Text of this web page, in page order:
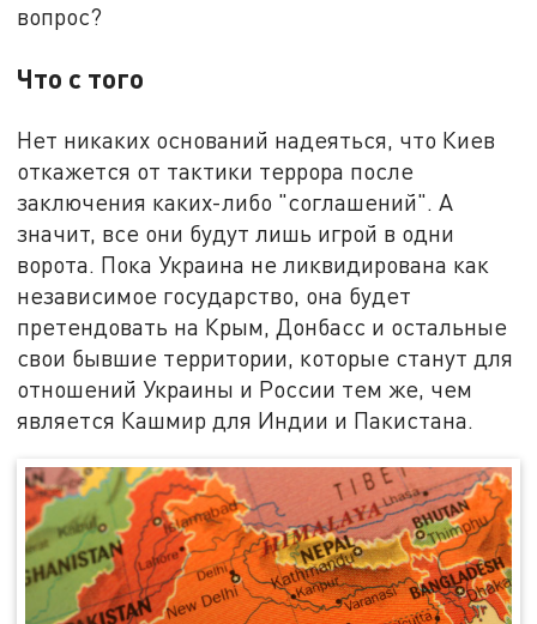
вопрос?
Что с того
Нет никаких оснований надеяться, что Киев
откажется от тактики террора после
заключения каких-либо "соглашений". А
значит, все они будут лишь игрой в одни
ворота. Пока Украина не ликвидирована как
независимое государство, она будет
претендовать на Крым, Донбасс и остальные
свои бывшие территории, которые станут для
отношений Украины и России тем же, чем
является Кашмир для Индии и Пакистана.